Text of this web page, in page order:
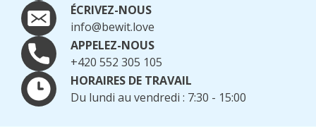
ÉCRIVEZ-NOUS
info@bewit.love
APPELEZ-NOUS
+420 552 305 105
HORAIRES DE TRAVAIL
Du lundi au vendredi : 7:30 - 15:00